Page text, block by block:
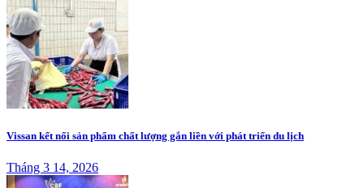
Vissan kết nối sản phẩm chất lượng gắn liền với phát triển du lịch
Tháng 3 14, 2026